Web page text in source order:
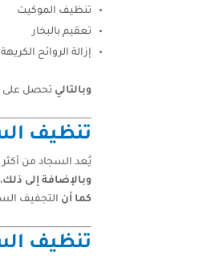
تنظيف الموكيت
تعقيم بالبخار
إزالة الروائح الكريهة
وبالتالي تحصل على
تنظيف
يُعد السجاد من أكثر
وبالإضافة إلى ذلك
كما أن التجفيف
تنظيف